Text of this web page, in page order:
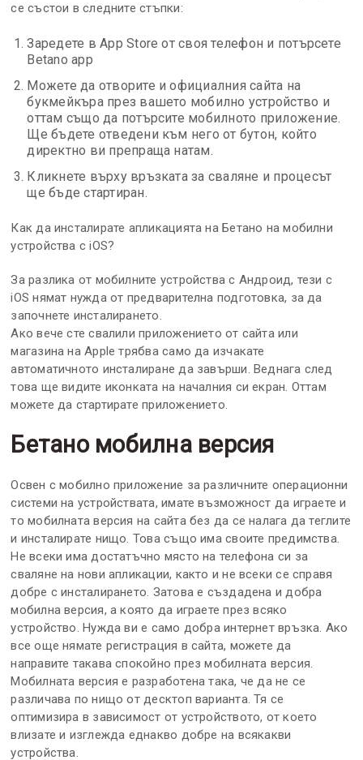
се състои в следните стъпки:
Заредете в App Store от своя телефон и потърсете
Betano app
Можете да отворите и официалния сайта на
букмейкъра през вашето мобилно устройство и
оттам също да потърсите мобилното приложение.
Ще бъдете отведени към него от бутон, който
директно ви препраща натам.
Кликнете върху връзката за сваляне и процесът
ще бъде стартиран.
Как да инсталирате апликацията на Бетано на мобилни
устройства с iOS?
За разлика от мобилните устройства с Андроид, тези с
iOS нямат нужда от предварителна подготовка, за да
започнете инсталирането.
Ако вече сте свалили приложението от сайта или
магазина на Apple трябва само да изчакате
автоматичното инсталиране да завърши. Веднага след
това ще видите иконката на началния си екран. Оттам
можете да стартирате приложението.
Бетано мобилна версия
Освен с мобилно приложение за различните операционни
системи на устройствата, имате възможност да играете и
то мобилната версия на сайта без да се налага да теглите
и инсталирате нищо. Това също има своите предимства.
Не всеки има достатъчно място на телефона си за
сваляне на нови апликации, както и не всеки се справя
добре с инсталирането. Затова е създадена и добра
мобилна версия, а която да играете през всяко
устройство. Нужда ви е само добра интернет връзка. Ако
все още нямате регистрация в сайта, можете да
направите такава спокойно през мобилната версия.
Мобилната версия е разработена така, че да не се
различава по нищо от десктоп варианта. Тя се
оптимизира в зависимост от устройството, от което
влизате и изглежда еднакво добре на всякакви
устройства.